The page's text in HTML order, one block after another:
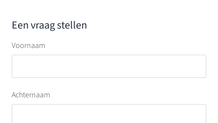
Een vraag stellen
Voornaam
Achternaam